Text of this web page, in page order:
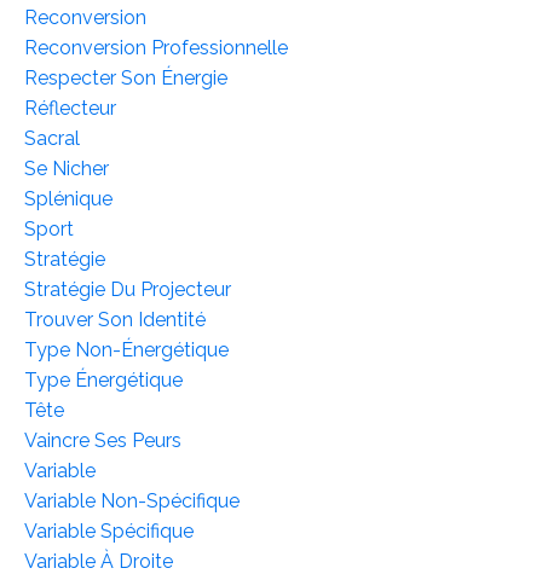
Reconversion
Reconversion Professionnelle
Respecter Son Énergie
Réflecteur
Sacral
Se Nicher
Splénique
Sport
Stratégie
Stratégie Du Projecteur
Trouver Son Identité
Type Non-Énergétique
Type Énergétique
Tête
Vaincre Ses Peurs
Variable
Variable Non-Spécifique
Variable Spécifique
Variable À Droite